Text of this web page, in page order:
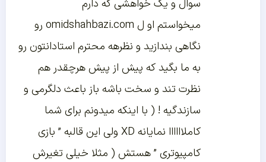
سوال و یک خواهشی که دارم
میخواستم او ل omidshahbazi.com رو
نگاهی بندازید و نظرهه محترم استادانتون رو
به ما بگید که پیش از پیش هرچقدر هم
نظرت تند و سخت باشه باز باعث دلگرمی و
سازندگیه ! ( با اینکه میدونم برای شما
کاملاااااا نمایانه XD ولی این قالبه ” بازی
کامپیوتری ” هستش ( مثلا خیلی تغیرش